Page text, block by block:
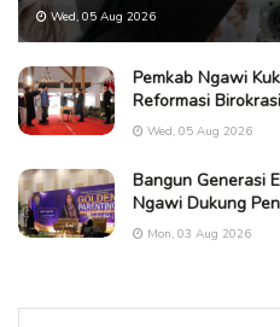
Wed, 05 Aug 2026
Pemkab Ngawi
Reformasi
Wed, 05 Aug 2026
Bangun Generasi
Ngawi Dukung
Mon, 03 Aug 2026